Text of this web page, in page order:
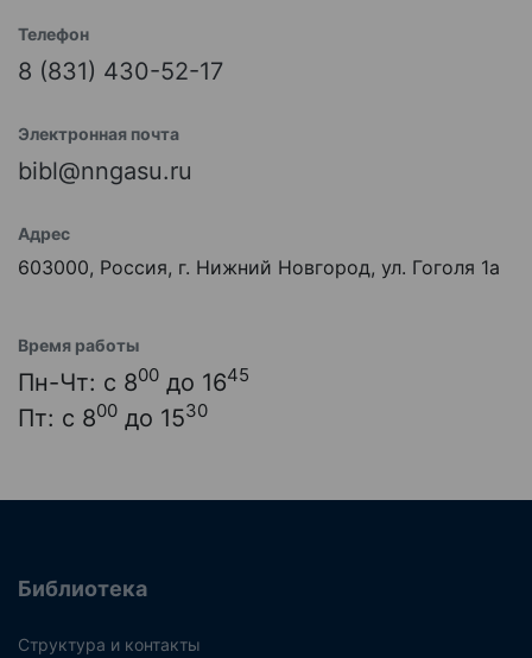
Телефон
8 (831) 430-52-17
Электронная почта
bibl@nngasu.ru
Адрес
603000, Россия, г. Нижний Новгород, ул. Гоголя 1а
Время работы
Пн-Чт: с 800 до 1645
Пт: с 800 до 1530
Библиотека
Структура и контакты